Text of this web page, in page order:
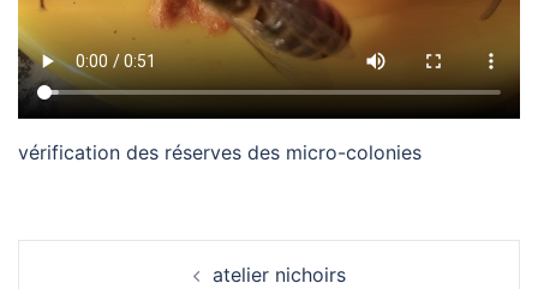
vérification des réserves des micro-colonies
atelier nichoirs